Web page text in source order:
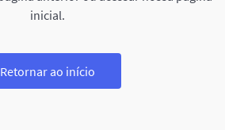
inicial.
Retornar ao início